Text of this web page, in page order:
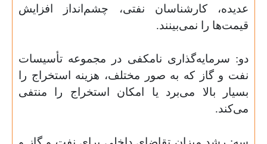
عدیده، کارشناسان نفتی، چشم‌انداز افزایش
قیمت‌ها را نمی‌بینند.
دو: سرمایه‌گذاری نامکفی در مجموعه تأسیسات
نفت و گاز که به صور مختلف، هزینه استخراج را
بسیار بالا می‌برد یا امکان استخراج را منتفی
می‌کند.